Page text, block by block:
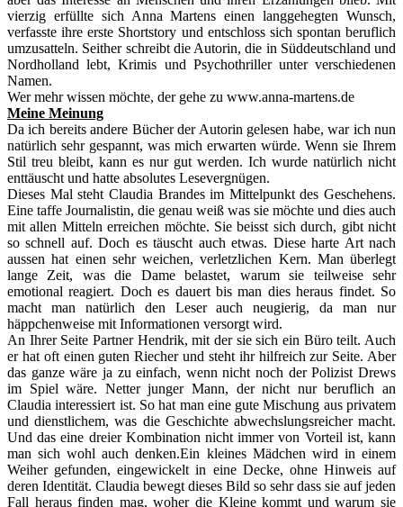
vierzig erfüllte sich Anna Martens einen langgehegten Wunsch,
verfasste ihre erste Shortstory und entschloss sich spontan beruflich
umzusatteln. Seither schreibt die Autorin, die in Süddeutschland und
Nordholland lebt, Krimis und Psychothriller unter verschiedenen
Namen.
Wer mehr wissen möchte, der gehe zu www.anna-martens.de
Meine Meinung
Da ich bereits andere Bücher der Autorin gelesen habe, war ich nun
natürlich sehr gespannt, was mich erwarten würde. Wenn sie Ihrem
Stil treu bleibt, kann es nur gut werden. Ich wurde natürlich nicht
enttäuscht und hatte absolutes Lesevergnügen.
Dieses Mal steht Claudia Brandes im Mittelpunkt des Geschehens.
Eine taffe Journalistin, die genau weiß was sie möchte und dies auch
mit allen Mitteln erreichen möchte. Sie beisst sich durch, gibt nicht
so schnell auf. Doch es täuscht auch etwas. Diese harte Art nach
aussen hat einen sehr weichen, verletzlichen Kern. Man überlegt
lange Zeit, was die Dame belastet, warum sie teilweise sehr
emotional reagiert. Doch es dauert bis man dies heraus findet. So
macht man natürlich den Leser auch neugierig, da man nur
häppchenweise mit Informationen versorgt wird.
An Ihrer Seite Partner Hendrik, mit der sie sich ein Büro teilt. Auch
er hat oft einen guten Riecher und steht ihr hilfreich zur Seite. Aber
das ganze wäre ja zu einfach, wenn nicht noch der Polizist Drews
im Spiel wäre. Netter junger Mann, der nicht nur beruflich an
Claudia interessiert ist. So hat man eine gute Mischung aus privatem
und dienstlichem, was die Geschichte abwechslungsreicher macht.
Und das eine dreier Kombination nicht immer von Vorteil ist, kann
man sich wohl auch denken.Ein kleines Mädchen wird in einem
Weiher gefunden, eingewickelt in eine Decke, ohne Hinweis auf
deren Identität. Claudia bewegt dieses Bild so sehr dass sie auf jeden
Fall heraus finden mag, woher die Kleine kommt und warum sie